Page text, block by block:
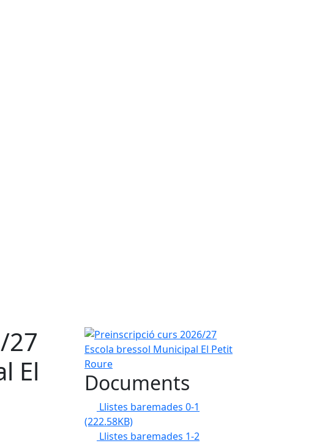
27
El
Preinscripció curs 2026/27 Escola bressol
Documents
Llistes baremades 0-1
(222.58KB)
Llistes baremades 1-2